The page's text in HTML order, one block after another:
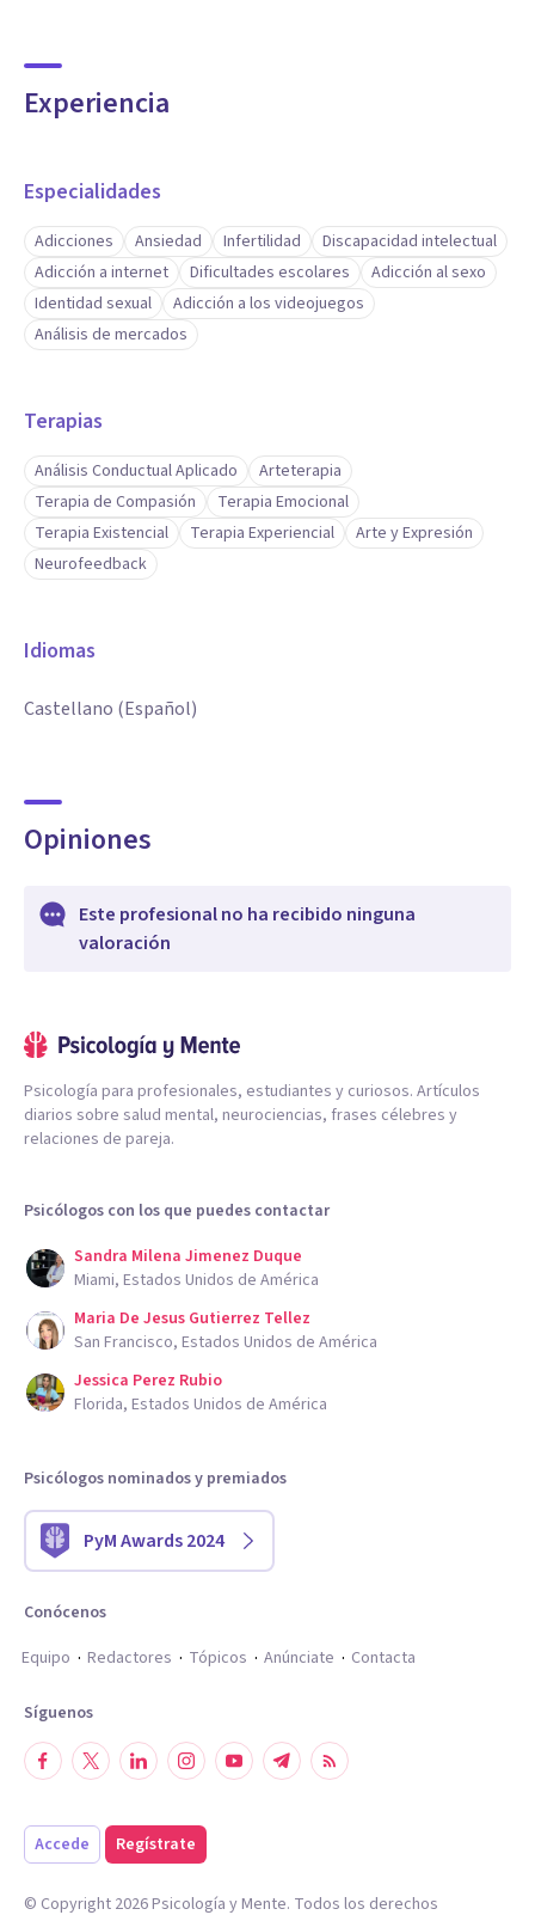
Experiencia
Especialidades
Adicciones Ansiedad Infertilidad
Discapacidad intelectual
Adicción a internet
Dificultades escolares
Adicción al sexo
Identidad sexual
Adicción a los videojuegos
Análisis de mercados
Terapias
Análisis Conductual Aplicado
Arteterapia
Terapia de Compasión
Terapia Emocional
Terapia Existencial
Terapia Experiencial
Arte y Expresión
Neurofeedback
Idiomas
Castellano (Español)
Opiniones
Este profesional no ha recibido ninguna
valoración
Psicología para profesionales, estudiantes y curiosos. Artículos
diarios sobre salud mental, neurociencias, frases célebres y
relaciones de pareja.
Psicólogos con los que puedes contactar
Sandra Milena Jimenez Duque
Miami, Estados Unidos de América
Maria De Jesus Gutierrez Tellez
San Francisco, Estados Unidos de América
Jessica Perez Rubio
Florida, Estados Unidos de América
Psicólogos nominados y premiados
PyM Awards 2024
Conócenos
Equipo
Redactores Tópicos Anúnciate Contacta
Síguenos
Accede Regístrate
© Copyright 2026Psicología y Mente. Todos los derechos